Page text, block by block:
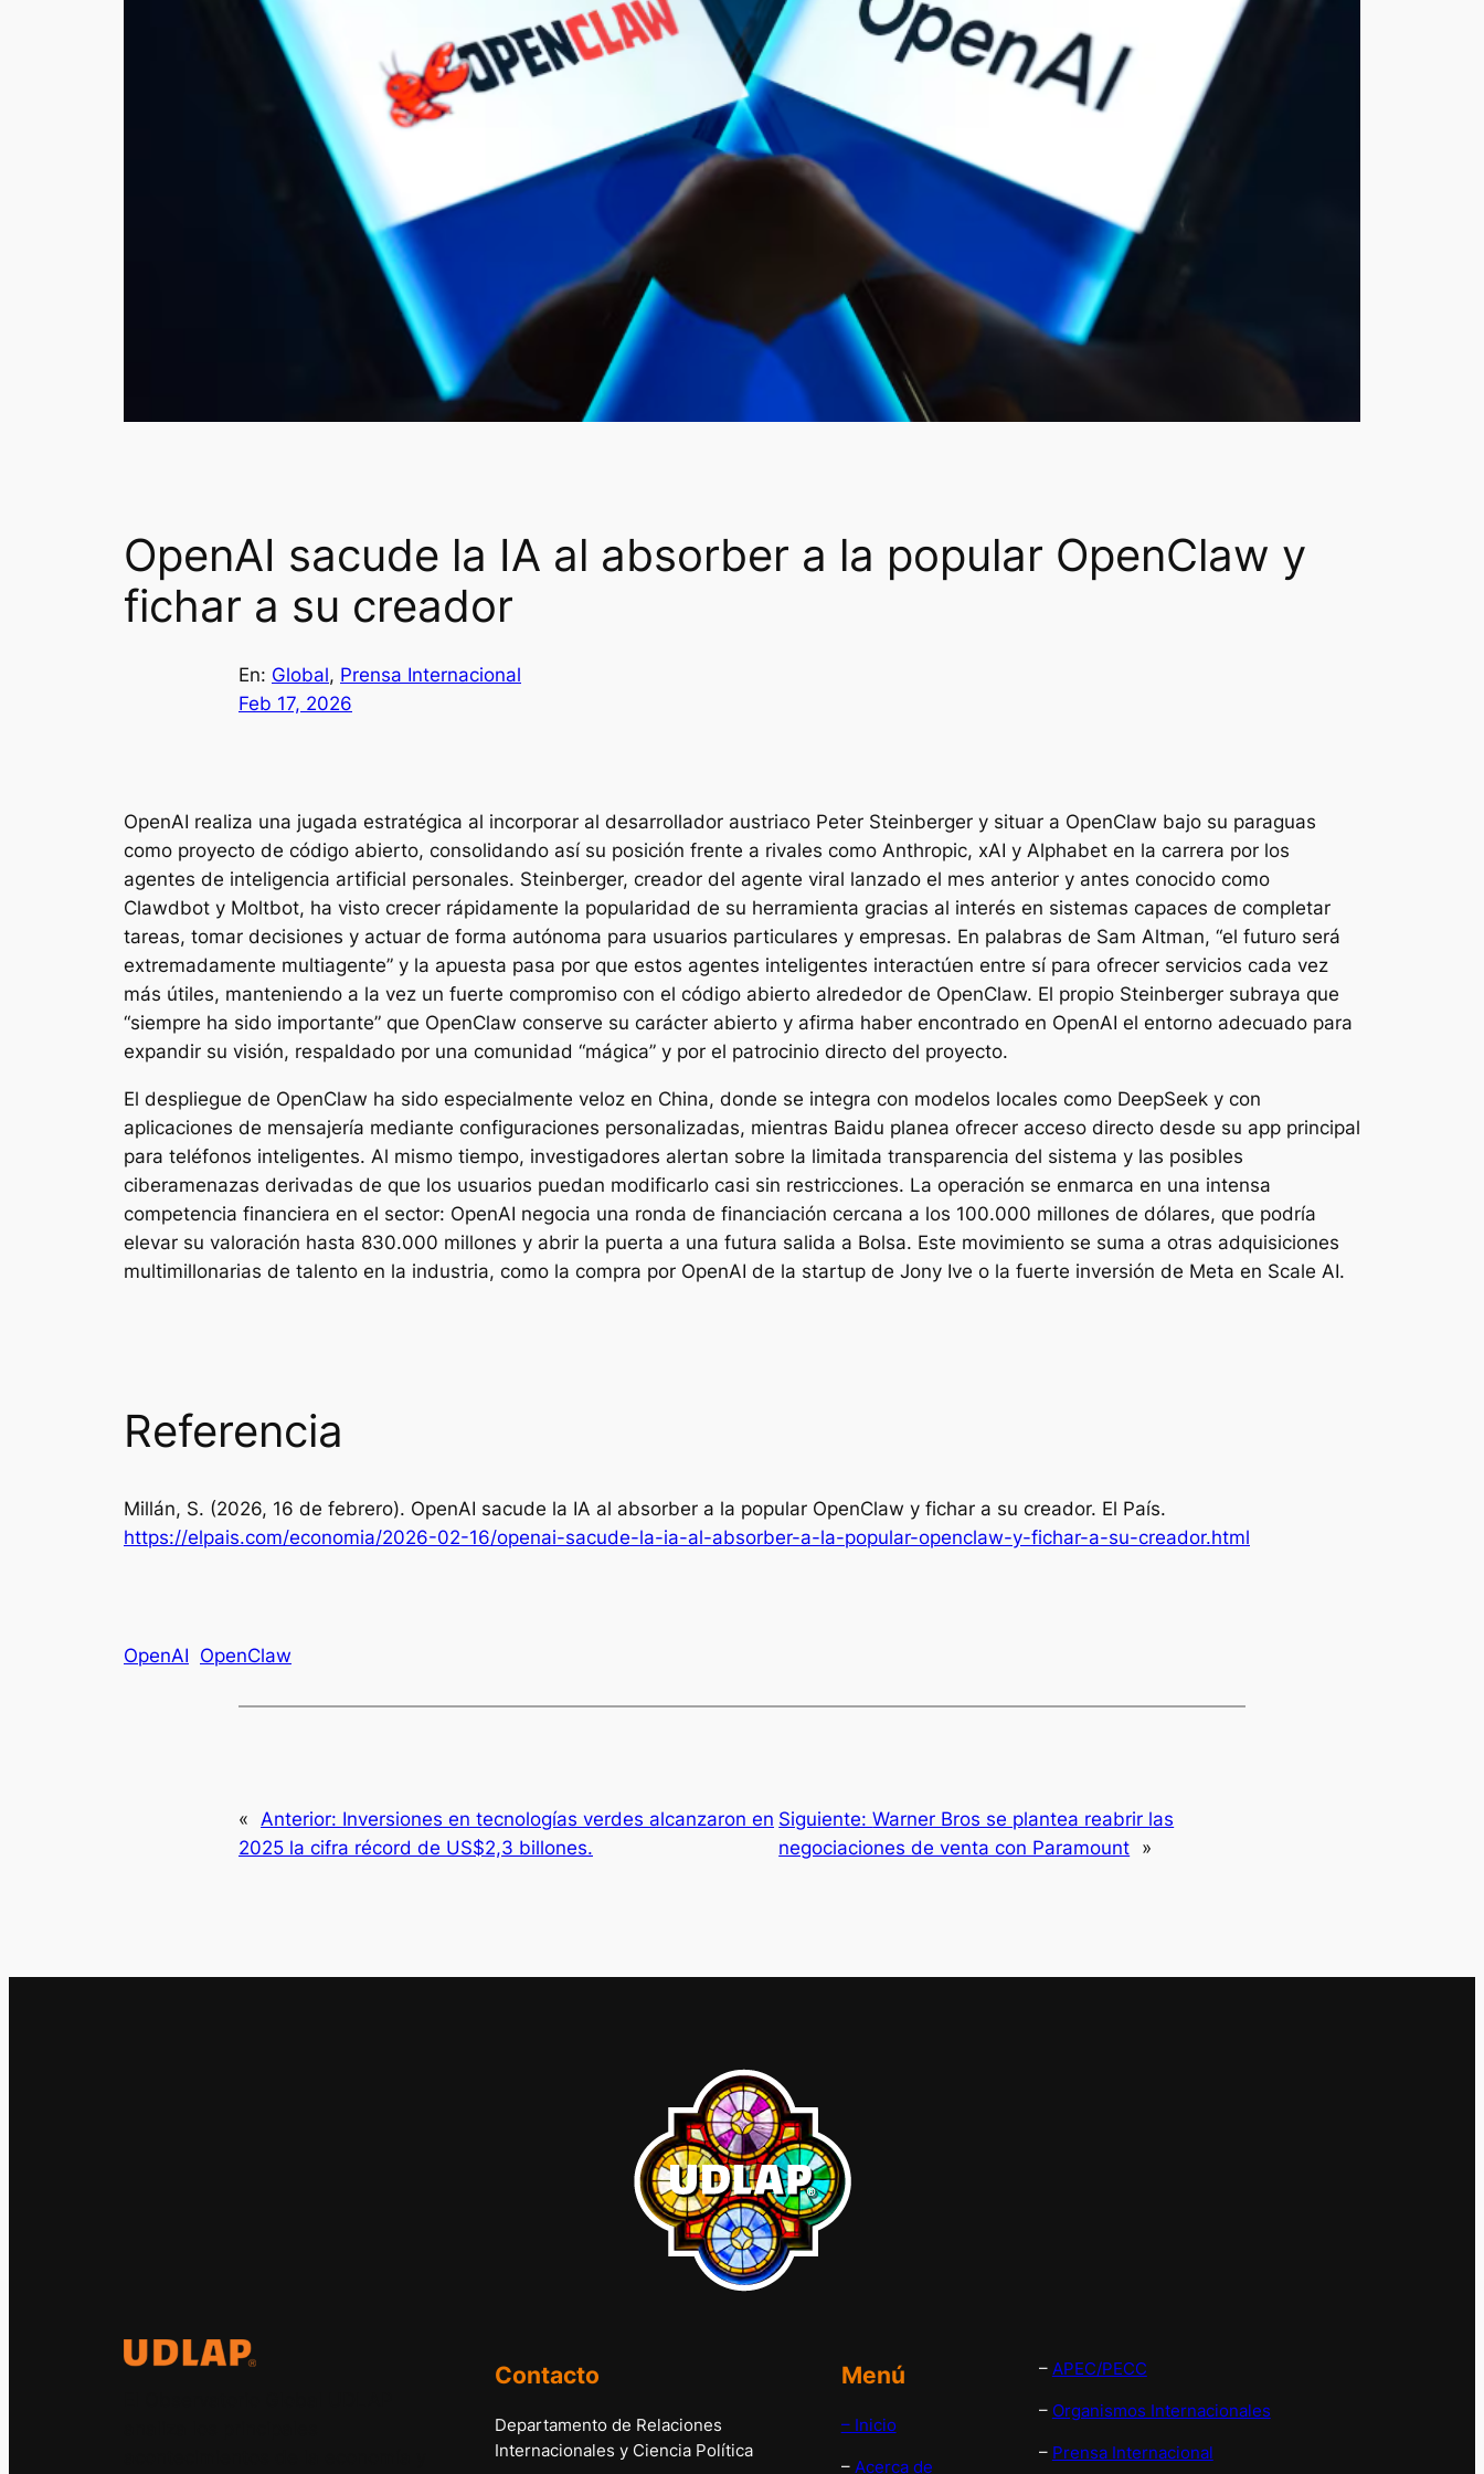
OpenAI sacude la IA al absorber a la popular OpenClaw y
fichar a su creador
En: Global, Prensa Internacional
Feb 17, 2026
OpenAI realiza una jugada estratégica al incorporar al desarrollador austriaco Peter Steinberger y situar a OpenClaw bajo su paraguas
como proyecto de código abierto, consolidando así su posición frente a rivales como Anthropic, xAI y Alphabet en la carrera por los
agentes de inteligencia artificial personales. Steinberger, creador del agente viral lanzado el mes anterior y antes conocido como
Clawdbot y Moltbot, ha visto crecer rápidamente la popularidad de su herramienta gracias al interés en sistemas capaces de completar
tareas, tomar decisiones y actuar de forma autónoma para usuarios particulares y empresas. En palabras de Sam Altman, “el futuro será
extremadamente multiagente” y la apuesta pasa por que estos agentes inteligentes interactúen entre sí para ofrecer servicios cada vez
más útiles, manteniendo a la vez un fuerte compromiso con el código abierto alrededor de OpenClaw. El propio Steinberger subraya que
“siempre ha sido importante” que OpenClaw conserve su carácter abierto y afirma haber encontrado en OpenAI el entorno adecuado para
expandir su visión, respaldado por una comunidad “mágica” y por el patrocinio directo del proyecto.
El despliegue de OpenClaw ha sido especialmente veloz en China, donde se integra con modelos locales como DeepSeek y con
aplicaciones de mensajería mediante configuraciones personalizadas, mientras Baidu planea ofrecer acceso directo desde su app principal
para teléfonos inteligentes. Al mismo tiempo, investigadores alertan sobre la limitada transparencia del sistema y las posibles
ciberamenazas derivadas de que los usuarios puedan modificarlo casi sin restricciones. La operación se enmarca en una intensa
competencia financiera en el sector: OpenAI negocia una ronda de financiación cercana a los 100.000 millones de dólares, que podría
elevar su valoración hasta 830.000 millones y abrir la puerta a una futura salida a Bolsa. Este movimiento se suma a otras adquisiciones
multimillonarias de talento en la industria, como la compra por OpenAI de la startup de Jony Ive o la fuerte inversión de Meta en Scale AI.
Referencia
Millán, S. (2026, 16 de febrero). OpenAI sacude la IA al absorber a la popular OpenClaw y fichar a su creador. El País.
https://elpais.com/economia/2026-02-16/openai-sacude-la-ia-al-absorber-a-la-popular-openclaw-y-fichar-a-su-creador.html
OpenAI OpenClaw
« Anterior: Inversiones en tecnologías verdes alcanzaron en
2025 la cifra récord de US$2,3 billones.
Siguiente:Warner Bros se plantea reabrir las
negociaciones de venta con Paramount »
Contacto
Departamento de Relaciones
Internacionales y Ciencia Política
Menú
– Inicio
– Acerca de
– APEC/PECC
– Organismos Internacionales
– Prensa Internacional